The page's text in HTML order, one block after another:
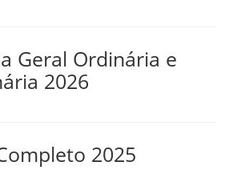
Geral Ordinária e
2026
2025